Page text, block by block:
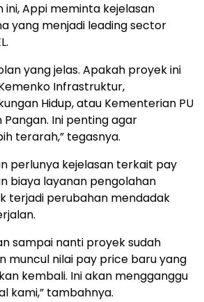
ini, Appi meminta kejelasan
yang menjadi leading sector
yang jelas. Apakah proyek ini
Infrastruktur,
Hidup, atau Kementerian PU
Ini penting agar
terarah,” tegasnya.
perlunya kejelasan terkait pay
biaya layanan pengolahan
terjadi perubahan mendadak
sampai nanti proyek sudah
muncul nilai pay price baru yang
kembali. Ini akan mengganggu
kami,” tambahnya.